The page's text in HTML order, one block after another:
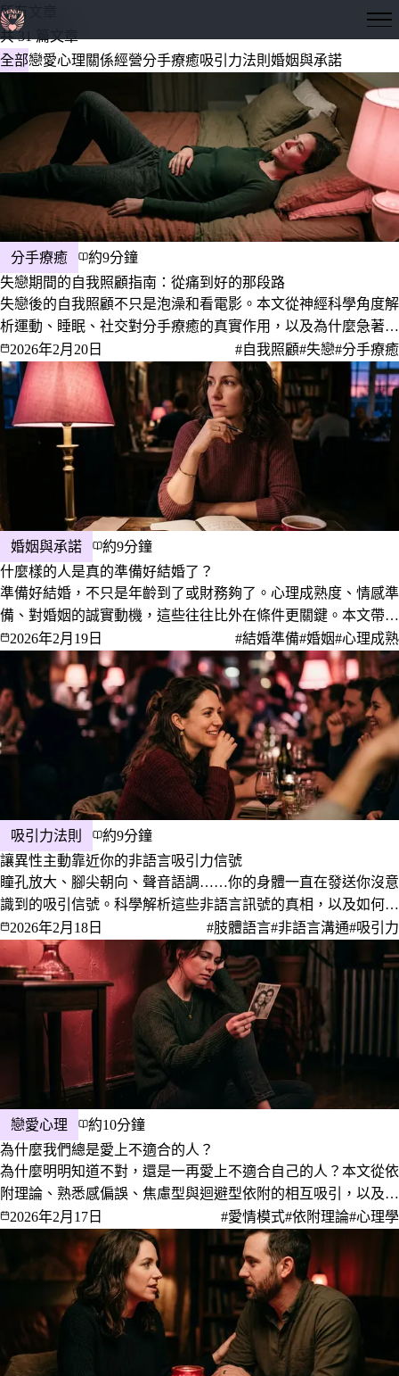
所有文章
共 31 篇文章
全部戀愛心理關係經營分手療癒吸引力法則 婚姻與承諾
分手療癒
約9分鐘
失戀期間的自我照顧指南：從痛到好的那段路
失戀後的自我照顧不只是泡澡和看電影。本文從神經科學角度解
析運動、睡眠、社交對分手療癒的真實作用，以及為什麼急著轉
移注意力反而有害，如何重新找回自我認同。
2026年2月20日 #自我照顧#失戀#分手療癒
婚姻與承諾
約9分鐘
什麼樣的人是真的準備好結婚了？
準備好結婚，不只是年齡到了或財務夠了。心理成熟度、情感準
備、對婚姻的誠實動機，這些往往比外在條件更關鍵。本文帶你
用幾個問題認真問問自己，你真的準備好了嗎？
2026年2月19日 #結婚準備#婚姻#心理成熟
吸引力法則
約9分鐘
讓異性主動靠近你的非語言吸引力信號
瞳孔放大、腳尖朝向、聲音語調……你的身體一直在發送你沒意
識到的吸引信號。科學解析這些非語言訊號的真相，以及如何有
意識地運用它們。
2026年2月18日 #肢體語言#非語言溝通#吸引力
戀愛心理
約10分鐘
為什麼我們總是愛上不適合的人？
為什麼明明知道不對，還是一再愛上不適合自己的人？本文從依
附理論、熟悉感偏誤、焦慮型與迴避型依附的相互吸引，以及成
癮性神經迴路，解析感情選擇的心理根源，並提供打破不健康感
情模式的實際方向。
2026年2月17日 #愛情模式#依附理論#心理學